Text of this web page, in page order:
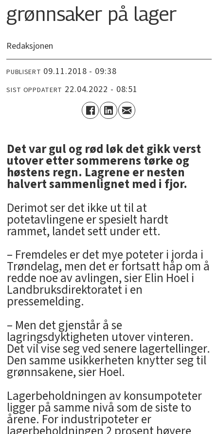
grønnsaker på lager
Redaksjonen
PUBLISERT 09.11.2018 - 09:38
SIST OPPDATERT 22.04.2022 - 08:51
Det var gul og rød løk det gikk verst
utover etter sommerens tørke og
høstens regn. Lagrene er nesten
halvert sammenlignet med i fjor.
Derimot ser det ikke ut til at
potetavlingene er spesielt hardt
rammet, landet sett under ett.
– Fremdeles er det mye poteter i jorda i
Trøndelag, men det er fortsatt håp om å
redde noe av avlingen, sier Elin Hoel i
Landbruksdirektoratet i en
pressemelding.
– Men det gjenstår å se
lagringsdyktigheten utover vinteren.
Det vil vise seg ved senere lagertellinger.
Den samme usikkerheten knytter seg til
grønnsakene, sier Hoel.
Lagerbeholdningen av konsumpoteter
ligger på samme nivå som de siste to
årene. For industripoteter er